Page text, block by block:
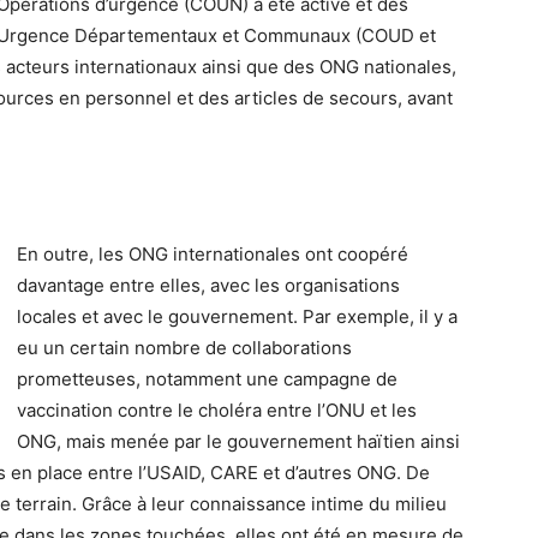
Départementaux et Communaux (COUD et
internationaux ainsi que des ONG nationales,
en personnel et des articles de secours, avant
En outre, les ONG internationales ont coopéré
davantage entre elles, avec les organisations
locales et avec le gouvernement. Par exemple, il y a
eu un certain nombre de collaborations
prometteuses, notamment une campagne de
vaccination contre le choléra entre l’ONU et les
ONG, mais menée par le gouvernement haïtien ainsi
place entre l’USAID, CARE et d’autres ONG. De
terrain. Grâce à leur connaissance intime du milieu